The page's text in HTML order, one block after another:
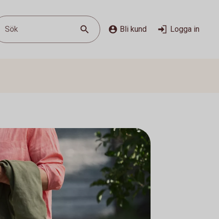
Sök Bli kund Logga in